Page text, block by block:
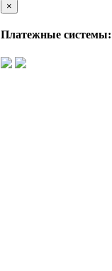
×
Платежные системы: